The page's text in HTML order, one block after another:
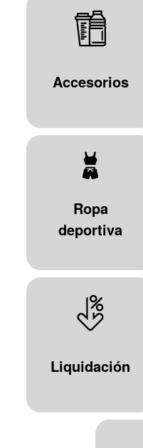
Accesorios
Ropa
deportiva
Liquidación